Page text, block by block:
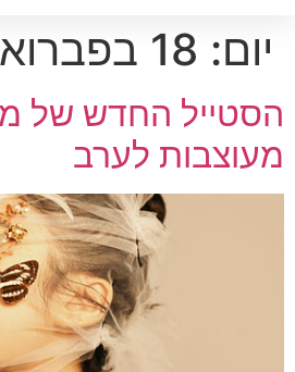
יום: 18 בפברואר 2026
הסטייל החדש של
מעוצבות לערב